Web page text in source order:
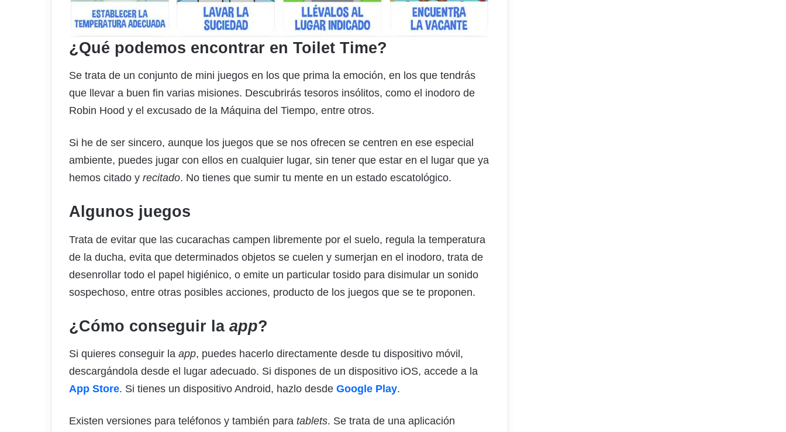
¿Qué podemos encontrar en Toilet Time?
Se trata de un conjunto de mini juegos en los que prima la emoción, en los que tendrás
que llevar a buen fin varias misiones. Descubrirás tesoros insólitos, como el inodoro de
Robin Hood y el excusado de la Máquina del Tiempo, entre otros.
Si he de ser sincero, aunque los juegos que se nos ofrecen se centren en ese especial
ambiente, puedes jugar con ellos en cualquier lugar, sin tener que estar en el lugar que ya
hemos citado y recitado. No tienes que sumir tu mente en un estado escatológico.
Algunos juegos
Trata de evitar que las cucarachas campen libremente por el suelo, regula la temperatura
de la ducha, evita que determinados objetos se cuelen y sumerjan en el inodoro, trata de
desenrollar todo el papel higiénico, o emite un particular tosido para disimular un sonido
sospechoso, entre otras posibles acciones, producto de los juegos que se te proponen.
¿Cómo conseguir la app?
Si quieres conseguir la app, puedes hacerlo directamente desde tu dispositivo móvil,
descargándola desde el lugar adecuado. Si dispones de un dispositivo iOS, accede a la
App Store. Si tienes un dispositivo Android, hazlo desde Google Play.
Existen versiones para teléfonos y también para tablets. Se trata de una aplicación